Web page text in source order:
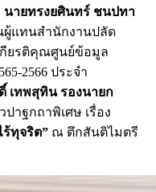
นายทรงยศินทร์ ชนปทา
ผู้แทนสำนักงานปลัด
กียรติคุณศูนย์ข้อมูล
2566 ประจำ
เทพสุทิน รองนายก
าฐกถาพิเศษ เรื่อง
ทุจริต” ณ ตึกสันติไมตรี